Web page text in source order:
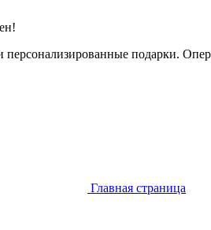
подарки.
Главная страница